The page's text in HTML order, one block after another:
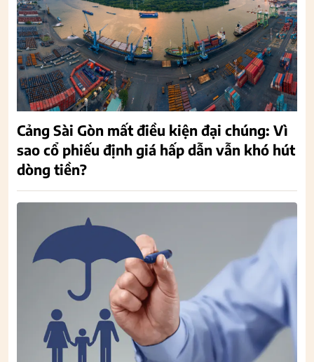
Cảng Sài Gòn mất điều kiện đại chúng: Vì
sao cổ phiếu định giá hấp dẫn vẫn khó hút
dòng tiền?